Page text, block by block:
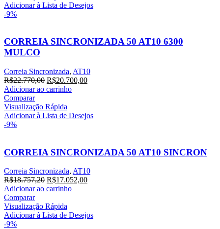
R$21.353,20.R$19.412,00.
Adicionar à Lista de Desejos
-9%
CORREIA SINCRONIZADA 50 AT10 6300
MULCO
Correia Sincronizada, AT10
R$22.770,00 O
preço
era:
R$22.770,00.
R$20.700,00O
R$20.700,00.
Adicionar ao carrinho
Comparar
Visualização Rápida
Adicionar à Lista de Desejos
-9%
CORREIA SINCRONIZADA 50 AT10 SINCRON
Correia Sincronizada, AT10
R$18.757,20 O
preço
era:
R$18.757,20.
R$17.052,00O
R$17.052,00.
Adicionar ao carrinho
Comparar
Visualização Rápida
Adicionar à Lista de Desejos
-9%